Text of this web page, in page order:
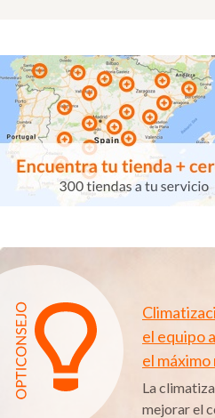
el equipo
el
La
mejorar el